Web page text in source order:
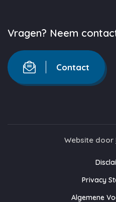
Vragen? Neem
Contact
Website door
Privacy
Algemene